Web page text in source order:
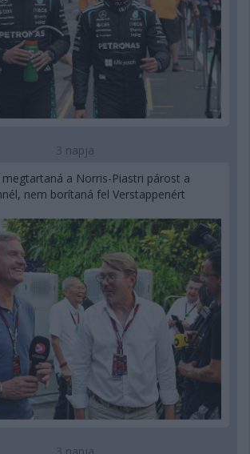
3 napja
megtartaná a Norris-Piastri párost a
nem borítaná fel Verstappenért